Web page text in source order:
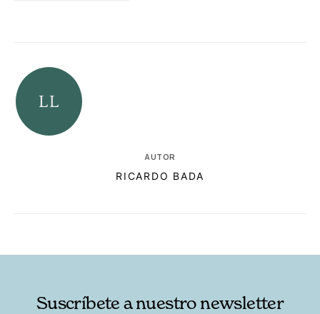
AUTOR
RICARDO BADA
Suscríbete a nuestro newsletter